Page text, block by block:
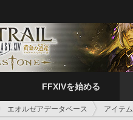
FFXIVを始める
エオルゼアデータベース アイテム